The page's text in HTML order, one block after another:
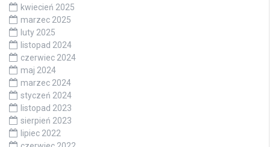
kwiecień 2025
marzec 2025
luty 2025
listopad 2024
czerwiec 2024
maj 2024
marzec 2024
styczeń 2024
listopad 2023
sierpień 2023
lipiec 2022